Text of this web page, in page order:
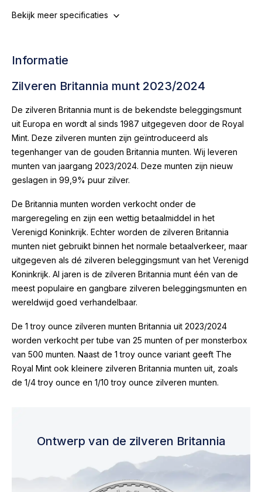
Bekijk meer specificaties
Informatie
Zilveren Britannia munt 2023/2024
De zilveren Britannia munt is de bekendste beleggingsmunt
uit Europa en wordt al sinds 1987 uitgegeven door de Royal
Mint. Deze zilveren munten zijn geïntroduceerd als
tegenhanger van de gouden Britannia munten. Wij leveren
munten van jaargang 2023/2024. Deze munten zijn nieuw
geslagen in 99,9% puur zilver.
De Britannia munten worden verkocht onder de
margeregeling en zijn een wettig betaalmiddel in het
Verenigd Koninkrijk. Echter worden de zilveren Britannia
munten niet gebruikt binnen het normale betaalverkeer, maar
uitgegeven als dé zilveren beleggingsmunt van het Verenigd
Koninkrijk. Al jaren is de zilveren Britannia munt één van de
meest populaire en gangbare zilveren beleggingsmunten en
wereldwijd goed verhandelbaar.
De 1 troy ounce zilveren munten Britannia uit 2023/2024
worden verkocht per tube van 25 munten of per monsterbox
van 500 munten. Naast de 1 troy ounce variant geeft The
Royal Mint ook kleinere zilveren Britannia munten uit, zoals
de 1/4 troy ounce en 1/10 troy ounce zilveren munten.
Ontwerp van de zilveren Britannia